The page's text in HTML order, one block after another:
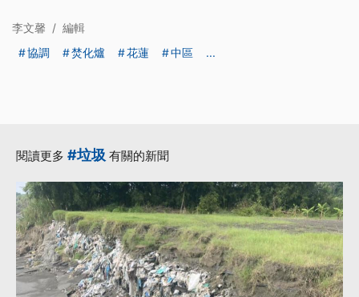
李文馨 / 編輯
協調
焚化爐 花蓮 中區 ...
閱讀更多 #垃圾 有關的新聞